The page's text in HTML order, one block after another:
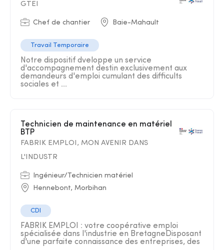
GTEI
Chef de chantier Baie-Mahault
Travail Temporaire
Notre dispositif dveloppe un service
d'accompagnement destin exclusivement aux
demandeurs d'emploi cumulant des difficults
sociales et ...
BTP
FABRIK EMPLOI, MON AVENIR DANS
L'INDUSTR
Ingénieur/Technicien matériel
Hennebont, Morbihan
CDI
FABRIK EMPLOI : votre coopérative emploi
spécialisée dans l'industrie en BretagneDisposant
d'une parfaite connaissance des entreprises, des